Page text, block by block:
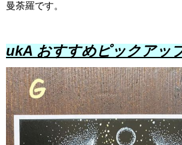
曼荼羅です。
ukA おすすめピックアッ